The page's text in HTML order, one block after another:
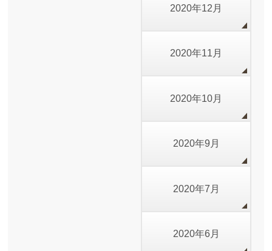
2020年12月
2020年11月
2020年10月
2020年9月
2020年7月
2020年6月